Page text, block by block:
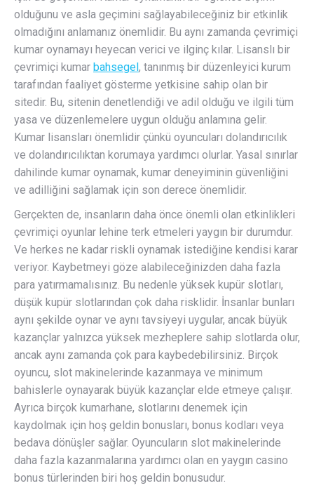
olduğunu ve asla geçimini sağlayabileceğiniz bir etkinlik
olmadığını anlamanız önemlidir. Bu aynı zamanda çevrimiçi
kumar oynamayı heyecan verici ve ilginç kılar. Lisanslı bir
çevrimiçi kumar bahsegel, tanınmış bir düzenleyici kurum
tarafından faaliyet gösterme yetkisine sahip olan bir
sitedir. Bu, sitenin denetlendiği ve adil olduğu ve ilgili tüm
yasa ve düzenlemelere uygun olduğu anlamına gelir.
Kumar lisansları önemlidir çünkü oyuncuları dolandırıcılık
ve dolandırıcılıktan korumaya yardımcı olurlar. Yasal sınırlar
dahilinde kumar oynamak, kumar deneyiminin güvenliğini
ve adilliğini sağlamak için son derece önemlidir.
Gerçekten de, insanların daha önce önemli olan etkinlikleri
çevrimiçi oyunlar lehine terk etmeleri yaygın bir durumdur.
Ve herkes ne kadar riskli oynamak istediğine kendisi karar
veriyor. Kaybetmeyi göze alabileceğinizden daha fazla
para yatırmamalısınız. Bu nedenle yüksek kupür slotları,
düşük kupür slotlarından çok daha risklidir. İnsanlar bunları
aynı şekilde oynar ve aynı tavsiyeyi uygular, ancak büyük
kazançlar yalnızca yüksek mezheplere sahip slotlarda olur,
ancak aynı zamanda çok para kaybedebilirsiniz. Birçok
oyuncu, slot makinelerinde kazanmaya ve minimum
bahislerle oynayarak büyük kazançlar elde etmeye çalışır.
Ayrıca birçok kumarhane, slotlarını denemek için
kaydolmak için hoş geldin bonusları, bonus kodları veya
bedava dönüşler sağlar. Oyuncuların slot makinelerinde
daha fazla kazanmalarına yardımcı olan en yaygın casino
bonus türlerinden biri hoş geldin bonusudur.